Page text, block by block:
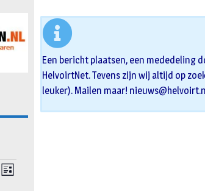
Een bericht plaatsen, een mededeling
HelvoirtNet. Tevens zijn wij altijd op
leuker). Mailen maar!